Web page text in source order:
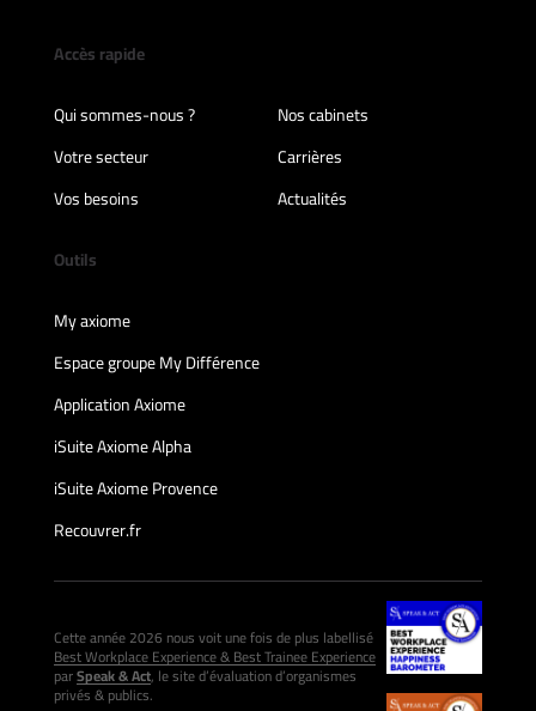
Accès rapide
Qui sommes-nous ?
Nos cabinets
Votre secteur
Carrières
Vos besoins
Actualités
Outils
My axiome
Espace groupe My Différence
Application Axiome
iSuite Axiome Alpha
iSuite Axiome Provence
Recouvrer.fr
Cette année 2026 nous voit une fois de plus labellisé
Best Workplace Experience & Best Trainee Experience
parSpeak & Act, le site d’évaluation d’organismes
privés & publics.